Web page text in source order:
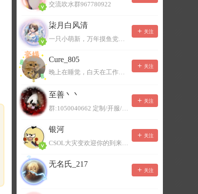
交流吹水群967780922
柒月白风清
一只小萌新，万年摸鱼党！已经脱坑了。。。
关注
Cure_805
晚上在睡觉，白天在工作，不一定能及时回复，有事可以留言！
关注
至善丶丶
群:1050040662 定制/开服/地图制作/价格公道
关注
银河
CSOL大灾变欢迎你的到来。QQ群：967780922
关注
无名氏_217
关注